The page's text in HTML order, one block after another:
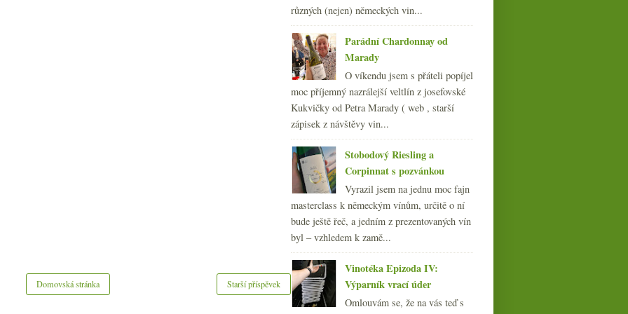
Starší příspěvek
Domovská stránka
►2012(254)
►2011(252)
►2010(249)
►2009(249)
►2008(270)
►2007(108)
různých (nejen) německých vin...
Parádní Chardonnay od
Marady
O víkendu jsem s přáteli popíjel
moc příjemný nazrálejší veltlín z josefovské
Kukvičky od Petra Marady ( web , starší
zápisek z návštěvy vin...
Stobodový Riesling a
Corpinnat s pozvánkou
Vyrazil jsem na jednu moc fajn
masterclass k německým vínům, určitě o ní
bude ještě řeč, a jedním z prezentovaných vín
byl – vzhledem k zamě...
Vinotéka Epizoda IV:
Výparník vrací úder
Omlouvám se, že na vás teď s